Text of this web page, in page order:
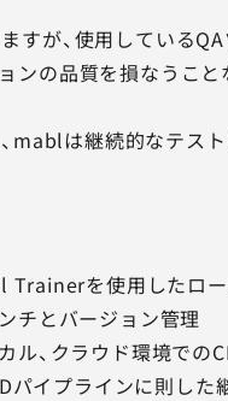
が、使用している
ンの品質を損なうこ
は継続的なテス
Trainerを使用したロ
ンチとバージョン管理
カル、クラウド環境での
パイプラインに則し